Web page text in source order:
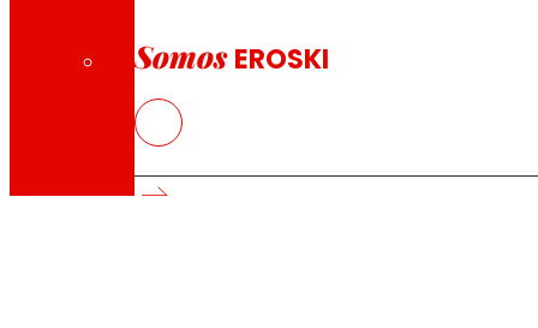
Somos EROSKI
EROSKI y CEPYME firman un
españolas